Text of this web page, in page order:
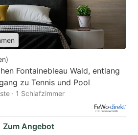
)
Fontainebleau Wald, entlang
zu Tennis und Pool
· 1 Schlafzimmer
Zum Angebot